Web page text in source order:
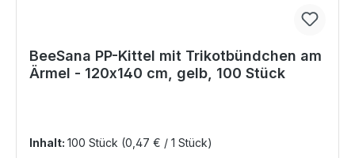
BeeSana PP-Kittel mit Trikotbündchen am
Ärmel - 120x140 cm, gelb, 100 Stück
Inhalt: 100 Stück (0,47 € / 1 Stück)